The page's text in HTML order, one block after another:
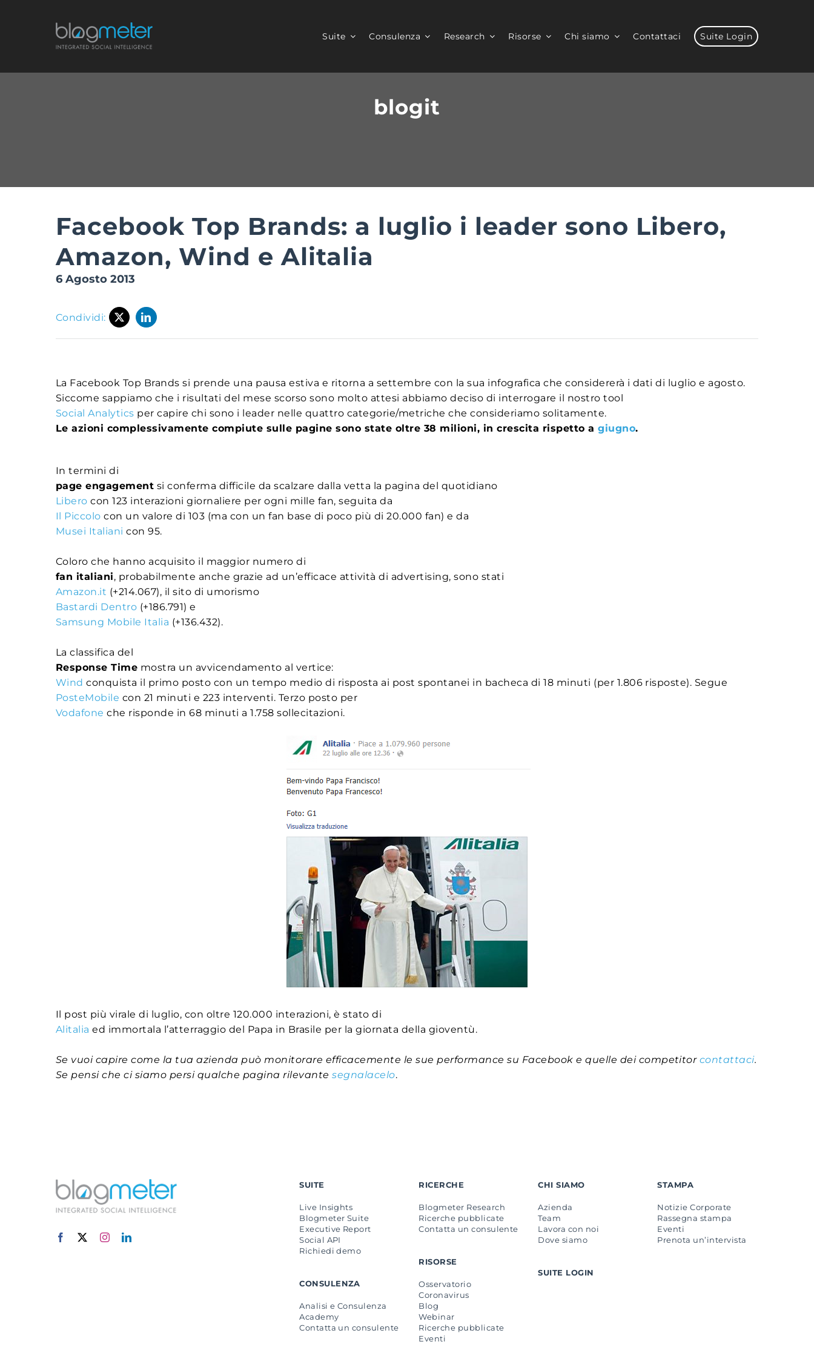
Suite Consulenza Research Risorse Chi siamo Contattaci Suite Login
blogit
Facebook Top Brands: a luglio i leader sono Libero,
Amazon, Wind e Alitalia
6 Agosto 2013
Condividi:
La Facebook Top Brands si prende una pausa estiva e ritorna a settembre con la sua infografica che considererà i dati di luglio e agosto.
Siccome sappiamo che i risultati del mese scorso sono molto attesi abbiamo deciso di interrogare il nostro tool
Social Analytics per capire chi sono i leader nelle quattro categorie/metriche che consideriamo solitamente.
Le azioni complessivamente compiute sulle pagine sono state oltre 38 milioni, in crescita rispetto agiugno.
In termini di
page engagement si conferma difficile da scalzare dalla vetta la pagina del quotidiano
Libero con 123 interazioni giornaliere per ogni mille fan, seguita da
Il Piccolo con un valore di 103 (ma con un fan base di poco più di 20.000 fan) e da
Musei Italiani con 95.
Coloro che hanno acquisito il maggior numero di
fan italiani, probabilmente anche grazie ad un’efficace attività di advertising, sono stati
Amazon.it (+214.067), il sito di umorismo
Bastardi Dentro (+186.791) e
Samsung Mobile Italia (+136.432).
La classifica del
Response Time mostra un avvicendamento al vertice:
Wind conquista il primo posto con un tempo medio di risposta ai post spontanei in bacheca di 18 minuti (per 1.806 risposte). Segue
PosteMobile con 21 minuti e 223 interventi. Terzo posto per
Vodafone che risponde in 68 minuti a 1.758 sollecitazioni.
Il post più virale di luglio, con oltre 120.000 interazioni, è stato di
Alitalia ed immortala l’atterraggio del Papa in Brasile per la giornata della gioventù.
Se vuoi capire come la tua azienda può monitorare efficacemente le sue performance su Facebook e quelle dei competitor contattaci.
Se pensi che ci siamo persi qualche pagina rilevantesegnalacelo.
SUITE
Live Insights
Blogmeter Suite
Executive Report
Social API
Richiedi demo
CONSULENZA
Analisi e Consulenza
Academy
Contatta un consulente
RICERCHE
Blogmeter Research
Ricerche pubblicate
Contatta un consulente
RISORSE
Osservatorio
Coronavirus
Blog
Webinar
Ricerche pubblicate
Eventi
CHI SIAMO
Azienda
Team
Lavora con noi
Dove siamo
SUITE LOGIN
STAMPA
Notizie Corporate
Rassegna stampa
Eventi
Prenota un’intervista